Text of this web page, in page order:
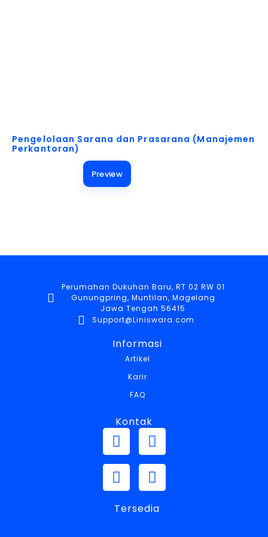
Pengelolaan Sarana dan Prasarana (Manajemen
Perkantoran)
Preview
Perumahan Dukuhan Baru, RT 02 RW 01
Gunungpring, Muntilan, Magelang
Jawa Tengah 56415
Support@Liniswara.com
Informasi
Artikel
Karir
FAQ
Kontak
Tersedia